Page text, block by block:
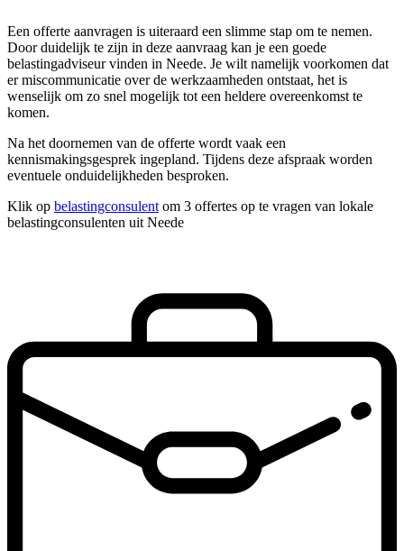
Een offerte aanvragen is uiteraard een slimme stap om te nemen.
Door duidelijk te zijn in deze aanvraag kan je een goede
belastingadviseur vinden in Neede. Je wilt namelijk voorkomen dat
er miscommunicatie over de werkzaamheden ontstaat, het is
wenselijk om zo snel mogelijk tot een heldere overeenkomst te
komen.
Na het doornemen van de offerte wordt vaak een
kennismakingsgesprek ingepland. Tijdens deze afspraak worden
eventuele onduidelijkheden besproken.
Klik op belastingconsulent om 3 offertes op te vragen van lokale
belastingconsulenten uit Neede